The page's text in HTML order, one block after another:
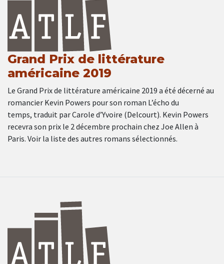
Grand Prix de littérature
américaine 2019
Le Grand Prix de littérature américaine 2019 a été décerné au
romancier Kevin Powers pour son roman L’écho du
temps, traduit par Carole d’Yvoire (Delcourt). Kevin Powers
recevra son prix le 2 décembre prochain chez Joe Allen à
Paris. Voir la liste des autres romans sélectionnés.